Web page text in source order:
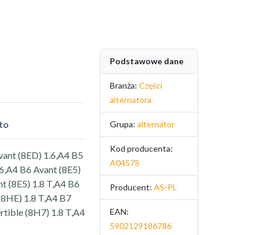
(8ED) 1.6,A4 B5
B6 Avant (8E5)
(8E5) 1.8 T,A4 B6
1.8 T,A4 B7
(8H7) 1.8 T,A4
Podstawowe dane
Branża: Części
alternatora
Grupa: alternator
Kod producenta:
A0457S
Producent: AS-PL
EAN:
5902129186786